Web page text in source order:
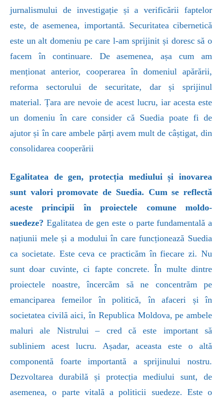
jurnalismului de investigație și a verificării faptelor
este, de asemenea, importantă. Securitatea cibernetică
este un alt domeniu pe care l-am sprijinit și doresc să o
facem în continuare. De asemenea, așa cum am
menționat anterior, cooperarea în domeniul apărării,
reforma sectorului de securitate, dar și sprijinul
material. Țara are nevoie de acest lucru, iar acesta este
un domeniu în care consider că Suedia poate fi de
ajutor și în care ambele părți avem mult de câștigat, din
consolidarea cooperării
Egalitatea de gen, protecția mediului și inovarea
sunt valori promovate de Suedia. Cum se reflectă
aceste principii în proiectele comune moldo-
suedeze? Egalitatea de gen este o parte fundamentală a
națiunii mele și a modului în care funcționează Suedia
ca societate. Este ceva ce practicăm în fiecare zi. Nu
sunt doar cuvinte, ci fapte concrete. În multe dintre
proiectele noastre, încercăm să ne concentrăm pe
emanciparea femeilor în politică, în afaceri și în
societatea civilă aici, în Republica Moldova, pe ambele
maluri ale Nistrului – cred că este important să
subliniem acest lucru. Așadar, aceasta este o altă
componentă foarte importantă a sprijinului nostru.
Dezvoltarea durabilă și protecția mediului sunt, de
asemenea, o parte vitală a politicii suedeze. Este o